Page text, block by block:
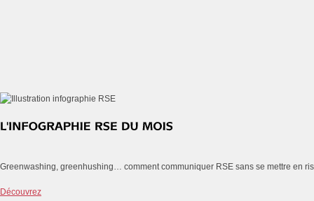
Greenwashing, greenhushing… comment communiquer RSE sans se mettre en
Découvrez